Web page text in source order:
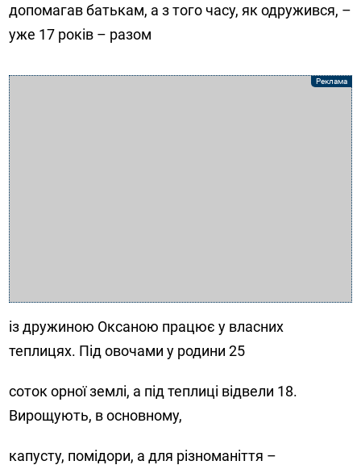
допомагав батькам, а з того часу, як одружився, –
уже 17 років – разом
із дружиною Оксаною працює у власних
теплицях. Під овочами у родини 25
соток орної землі, а під теплиці відвели 18.
Вирощують, в основному,
капусту, помідори, а для різноманіття –